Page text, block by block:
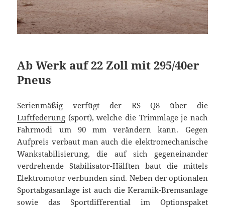
Ab Werk auf 22 Zoll mit 295/40er
Pneus
Serienmäßig verfügt der RS Q8 über die
Luftfederung (sport), welche die Trimmlage je nach
Fahrmodi um 90 mm verändern kann. Gegen
Aufpreis verbaut man auch die elektromechanische
Wankstabilisierung, die auf sich gegeneinander
verdrehende Stabilisator-Hälften baut die mittels
Elektromotor verbunden sind. Neben der optionalen
Sportabgasanlage ist auch die Keramik-Bremsanlage
sowie das Sportdifferential im Optionspaket